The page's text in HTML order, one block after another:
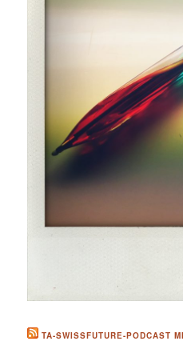
TA-SWISSFUTURE-PODCAST